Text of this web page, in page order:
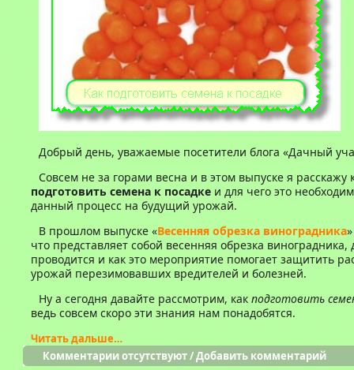
Добрый день, уважаемые посетители блога «Дачный
Совсем не за горами весна и в этом выпуске я расскажу
подготовить семена к посадке и для чего это
данный процесс на будущий урожай.
В прошлом выпуске «Весенняя обрезка виноградника
что представляет собой весенняя обрезка виноградника,
проводится и как это мероприятие помогает защитить
урожай перезимовавших вредителей и болезней.
Ну а сегодня давайте рассмотрим, как подготовить
ведь совсем скоро эти знания нам понадобятся.
Читать дальше…
Комментарии отсутствуют/Добавить комментарий